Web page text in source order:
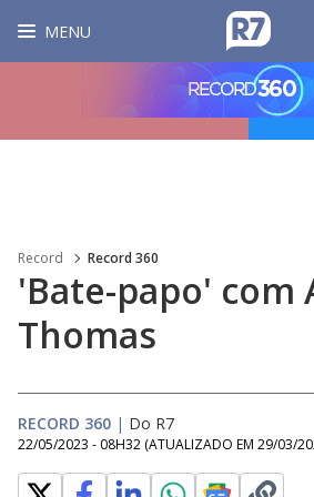
MENU
Record Record 360
'Bate-papo' com
Thomas
RECORD 360 | Do R7
22/05/2023 - 08H32 (ATUALIZADO EM 29/03/